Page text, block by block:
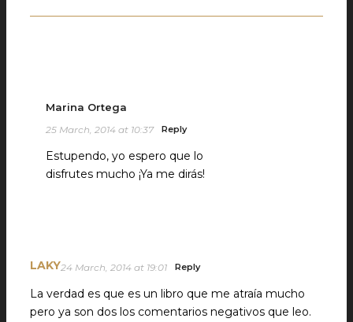
Marina Ortega
25 March, 2014 at 10:37 Reply
Estupendo, yo espero que lo
disfrutes mucho ¡Ya me dirás!
LAKY24 March, 2014 at 19:01 Reply
La verdad es que es un libro que me atraía mucho
pero ya son dos los comentarios negativos que leo.